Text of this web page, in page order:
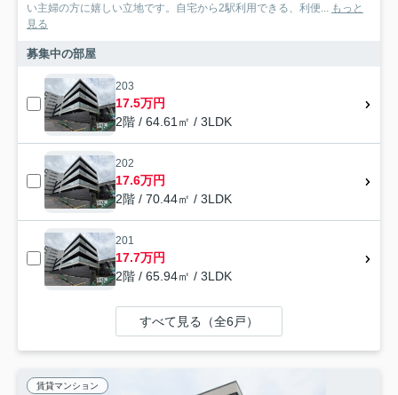
い主婦の方に嬉しい立地です。自宅から2駅利用できる、利便... もっと
見る
募集中の部屋
203
17.5万円
2階 / 64.61㎡ / 3LDK
202
17.6万円
2階 / 70.44㎡ / 3LDK
201
17.7万円
2階 / 65.94㎡ / 3LDK
すべて見る（全6戸）
賃貸マンション